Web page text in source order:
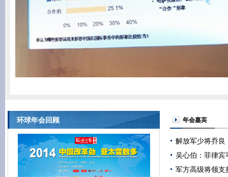
环球年会回顾 年会嘉宾
解放军少将乔良
吴心伯：菲律宾
军方高级将领支